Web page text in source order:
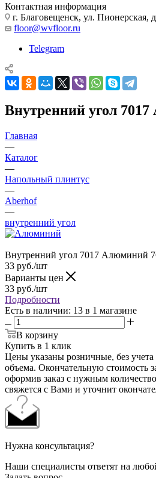
Контактная информация
г. Благовещенск, ул. Пионерская,
floor@wvfloor.ru
Telegram
Внутренний угол
Главная
—
Каталог
—
Напольный плинтус
—
Aberhof
—
внутренний угол
Внутренний угол 7017 Алюминий
33 руб./шт
Варианты цен
33 руб./шт
Подробности
Есть в наличии: 13 в 1 магазине
В корзину
Купить в 1 клик
Цены указаны розничные, без
объема. Окончательную стоимость
оформив заказ с нужным
свяжется с Вами и уточнит
Нужна консультация?
Наши специалисты ответят на